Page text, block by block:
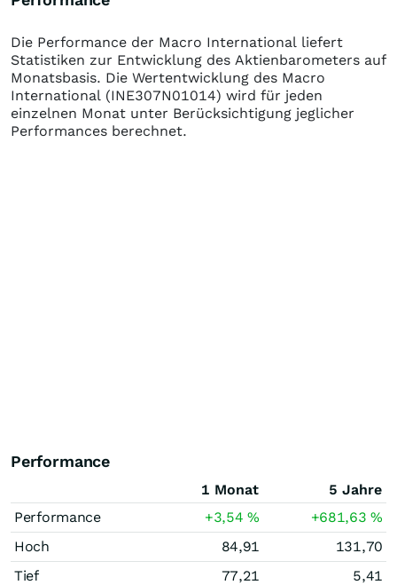
Die Performance der Macro International liefert
Statistiken zur Entwicklung des Aktienbarometers auf
Monatsbasis. Die Wertentwicklung des Macro
International (INE307N01014) wird für jeden
einzelnen Monat unter Berücksichtigung jeglicher
Performances berechnet.
Performance
1 Monat
5 Jahre
Performance
+3,54% +681,63%
Hoch
84,91
131,70
Tief
77,21
5,41